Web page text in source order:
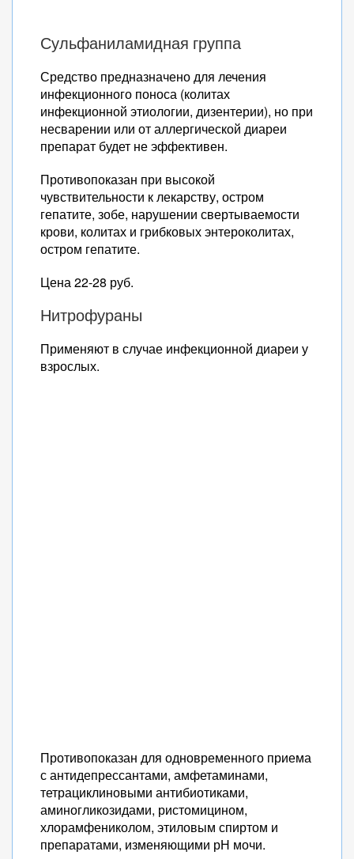
Сульфаниламидная группа
Средство предназначено для лечения
инфекционного поноса (колитах
инфекционной этиологии, дизентерии), но при
несварении или от аллергической диареи
препарат будет не эффективен.
Противопоказан при высокой
чувствительности к лекарству, остром
гепатите, зобе, нарушении свертываемости
крови, колитах и грибковых энтероколитах,
остром гепатите.
Цена 22-28 руб.
Нитрофураны
Применяют в случае инфекционной диареи у
взрослых.
Противопоказан для одновременного приема
с антидепрессантами, амфетаминами,
тетрациклиновыми антибиотиками,
аминогликозидами, ристомицином,
хлорамфениколом, этиловым спиртом и
препаратами, изменяющими рН мочи.